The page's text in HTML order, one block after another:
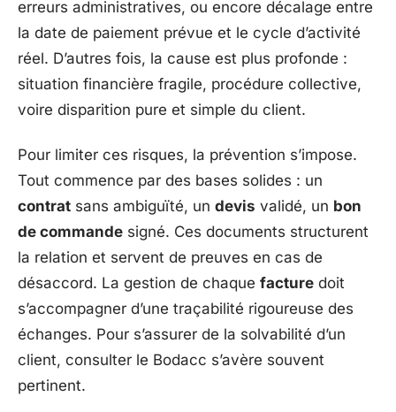
erreurs administratives, ou encore décalage entre
la date de paiement prévue et le cycle d’activité
réel. D’autres fois, la cause est plus profonde :
situation financière fragile, procédure collective,
voire disparition pure et simple du client.
Pour limiter ces risques, la prévention s’impose.
Tout commence par des bases solides : un
contrat sans ambiguïté, un devis validé, un bon
de commande signé. Ces documents structurent
la relation et servent de preuves en cas de
désaccord. La gestion de chaque facture doit
s’accompagner d’une traçabilité rigoureuse des
échanges. Pour s’assurer de la solvabilité d’un
client, consulter le Bodacc s’avère souvent
pertinent.